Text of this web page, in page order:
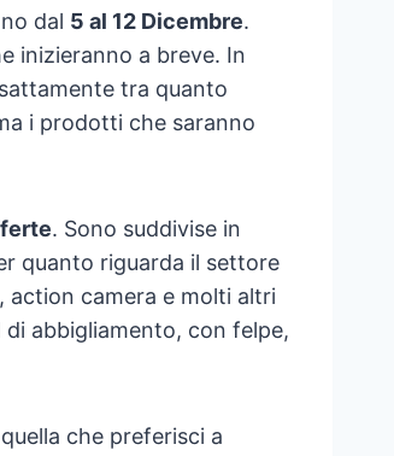
dal 5 al 12 Dicembre.
inizieranno a breve. In
tra quanto
i prodotti che saranno
. Sono suddivise in
quanto riguarda il settore
camera e molti altri
abbigliamento, con felpe,
che preferisci a